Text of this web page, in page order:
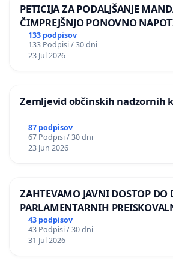
PETICIJA ZA PODALJŠANJE
ČIMPREJŠNJO PONOVNO
BERNARDA ŠRAJNERJA NA
REPUBLIKE SLOVENIJE V MOSKVI
133 podpisov
133 Podpisi / 30 dni
23 Jul 2026
Zemljevid občinskih nadzornih
87 podpisov
67 Podpisi / 30 dni
23 Jun 2026
ZAHTEVAMO JAVNI DOSTOP
PARLAMENTARNIH
ILEGALNI TRGOVINI Z OROŽJEM
43 podpisov
43 Podpisi / 30 dni
31 Jul 2026